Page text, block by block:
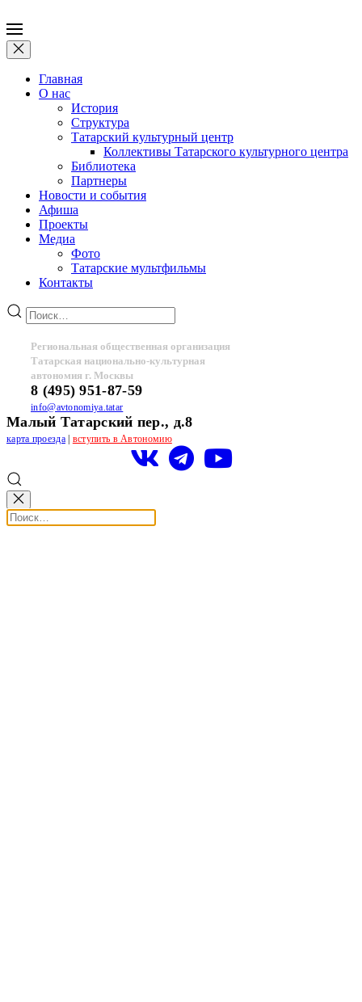
Главная
О нас
История
Структура
Татарский культурный центр
Коллективы Татарского культурного центра
Библиотека
Партнеры
Новости и события
Афиша
Проекты
Медиа
Фото
Татарские мультфильмы
Контакты
Региональная общественная организация
Татарская национально-культурная
автономия г. Москвы
8 (495) 951-87-59
info@avtonomiya.tatar
Малый Татарский пер., д.8
карта проезда| вступить в Автономию